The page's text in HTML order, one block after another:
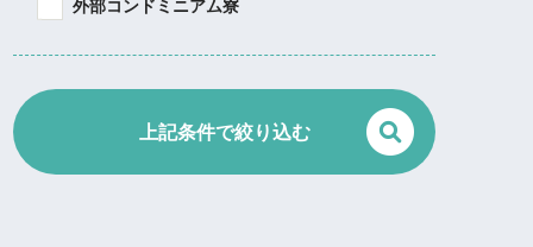
外部コンドミニアム寮
上記条件で絞り込む